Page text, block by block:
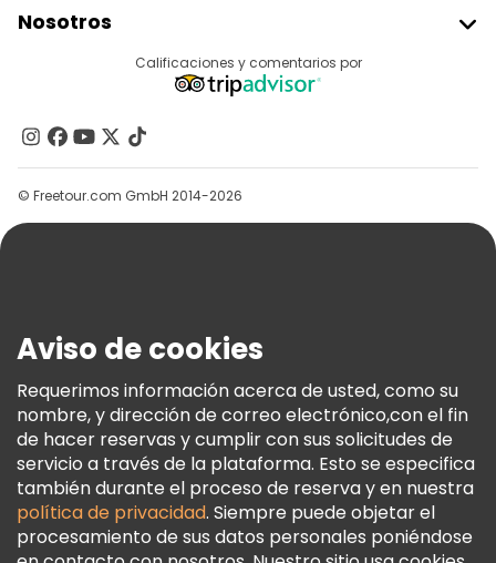
Tours gastronómicos en Barcelona
Free tours cerca La Sagrada Familia
Free tours cerca Cathedral of Barcelona
Free tours cerca Pont del Bisbe
Acceder Como Proveedor
Programa De Afiliados
Nosotros
Contacto
Grupos
Ayuda
Términos E Información Legal
Política De Cookies
Freetour Premios
Programa De Fidelidad
Calificaciones y comentarios por
© Freetour.com GmbH 2014-2026
Aviso de cookies
Requerimos información acerca de usted, como su
nombre, y dirección de correo electrónico,con el fin
de hacer reservas y cumplir con sus solicitudes de
servicio a través de la plataforma. Esto se especifica
también durante el proceso de reserva y en nuestra
política de privacidad. Siempre puede objetar el
procesamiento de sus datos personales poniéndose